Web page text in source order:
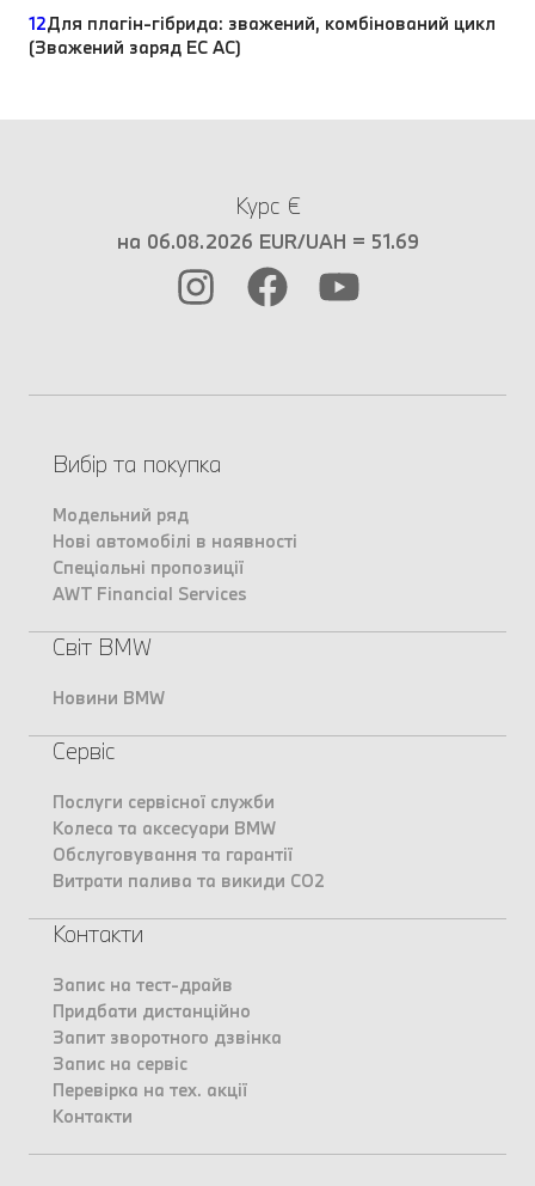
12Для плагін-гібрида: зважений, комбінований цикл
(Зважений заряд EC AC)
Курс €
на 06.08.2026 EUR/UAH = 51.69
Вибір та покупка
Модельний ряд
Нові автомобілі в наявності
Спеціальні пропозиції
AWT Financial Services
Світ BMW
Новини BMW
Сервіс
Послуги сервісної служби
Колеса та аксесуари BMW
Обслуговування та гарантії
Витрати палива та викиди CO2
Контакти
Запис на тест-драйв
Придбати дистанційно
Запит зворотного дзвінка
Запис на сервіс
Перевірка на тех. акції
Контакти